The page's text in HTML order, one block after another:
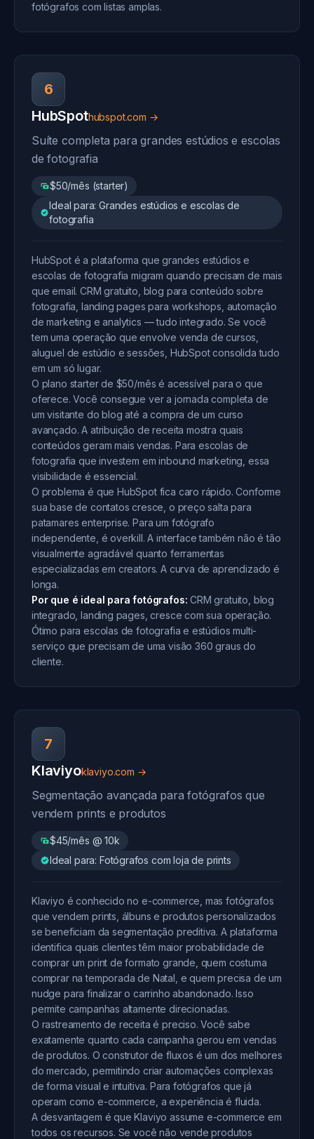
fotógrafos com listas amplas.
6
HubSpothubspot.com →
Suíte completa para grandes estúdios e escolas
de fotografia
$50/mês (starter)
Ideal para: Grandes estúdios e escolas de
fotografia
HubSpot é a plataforma que grandes estúdios e
escolas de fotografia migram quando precisam de mais
que email. CRM gratuito, blog para conteúdo sobre
fotografia, landing pages para workshops, automação
de marketing e analytics — tudo integrado. Se você
tem uma operação que envolve venda de cursos,
aluguel de estúdio e sessões, HubSpot consolida tudo
em um só lugar.
O plano starter de $50/mês é acessível para o que
oferece. Você consegue ver a jornada completa de
um visitante do blog até a compra de um curso
avançado. A atribuição de receita mostra quais
conteúdos geram mais vendas. Para escolas de
fotografia que investem em inbound marketing, essa
visibilidade é essencial.
O problema é que HubSpot fica caro rápido. Conforme
sua base de contatos cresce, o preço salta para
patamares enterprise. Para um fotógrafo
independente, é overkill. A interface também não é tão
visualmente agradável quanto ferramentas
especializadas em creators. A curva de aprendizado é
longa.
Por que é ideal para fotógrafos: CRM gratuito, blog
integrado, landing pages, cresce com sua operação.
Ótimo para escolas de fotografia e estúdios multi-
serviço que precisam de uma visão 360 graus do
cliente.
7
Klaviyoklaviyo.com →
Segmentação avançada para fotógrafos que
vendem prints e produtos
$45/mês @ 10k
Ideal para: Fotógrafos com loja de prints
Klaviyo é conhecido no e-commerce, mas fotógrafos
que vendem prints, álbuns e produtos personalizados
se beneficiam da segmentação preditiva. A plataforma
identifica quais clientes têm maior probabilidade de
comprar um print de formato grande, quem costuma
comprar na temporada de Natal, e quem precisa de um
nudge para finalizar o carrinho abandonado. Isso
permite campanhas altamente direcionadas.
O rastreamento de receita é preciso. Você sabe
exatamente quanto cada campanha gerou em vendas
de produtos. O construtor de fluxos é um dos melhores
do mercado, permitindo criar automações complexas
de forma visual e intuitiva. Para fotógrafos que já
operam como e-commerce, a experiência é fluida.
A desvantagem é que Klaviyo assume e-commerce em
todos os recursos. Se você não vende produtos